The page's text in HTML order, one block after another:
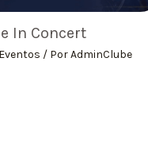
In Concert
Eventos / PorAdminClube